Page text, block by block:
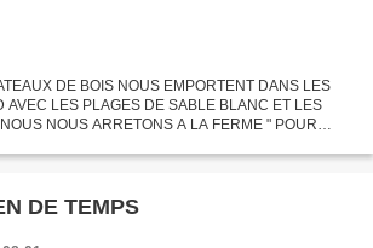
DE BOIS NOUS EMPORTENT DANS LES
AVEC LES PLAGES DE SABLE BLANC ET LES
NOUS ARRETONS A LA FERME " POUR
. REPRENDRE...
DE TEMPS